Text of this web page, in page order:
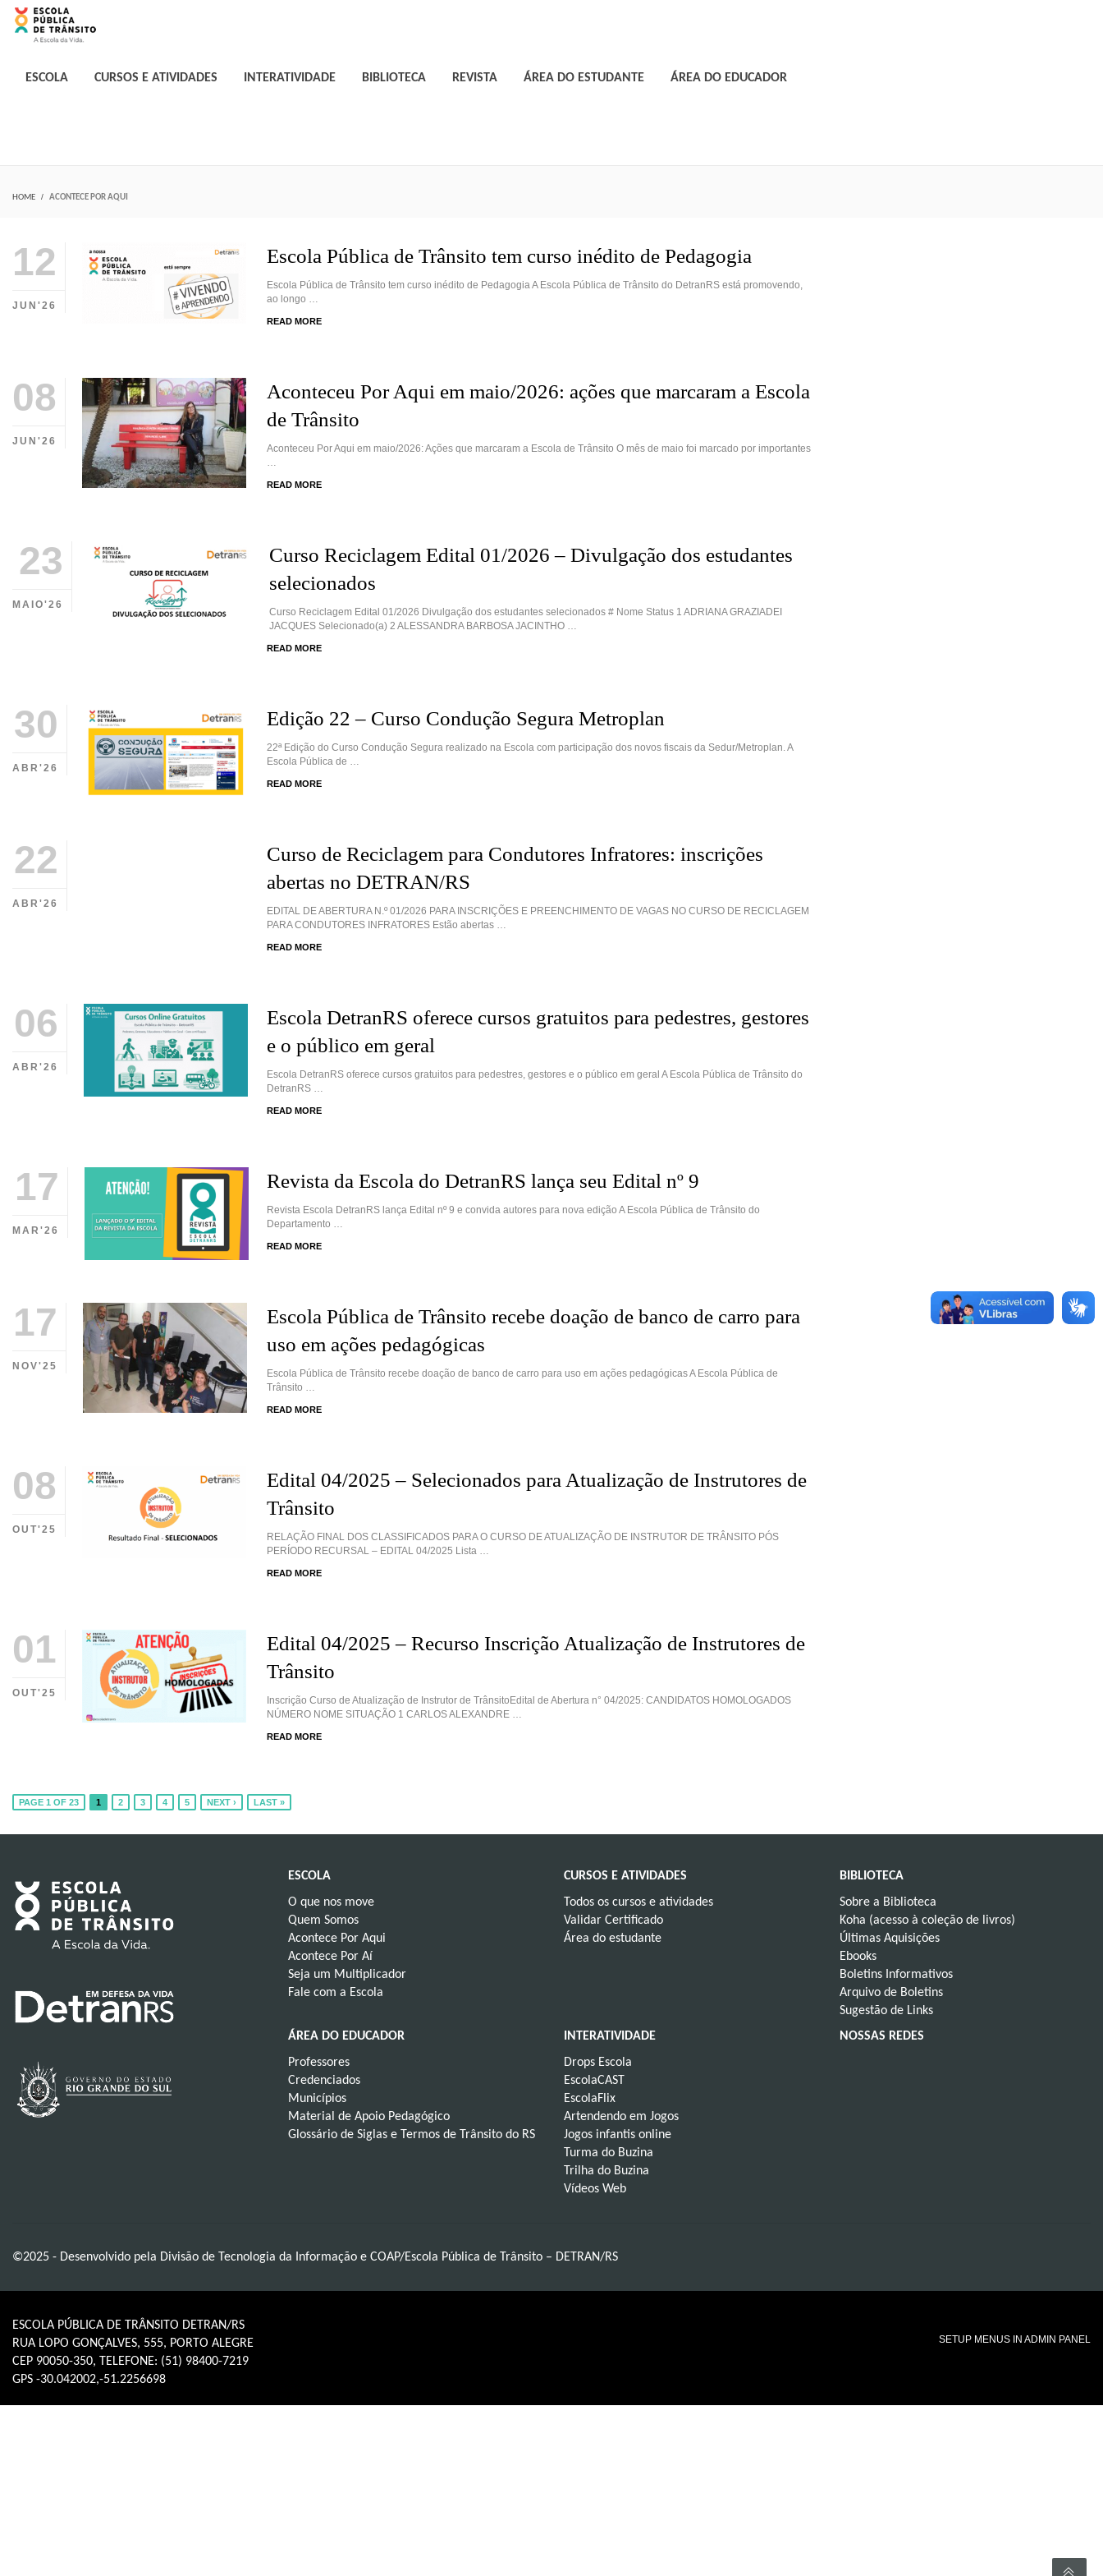
ESCOLA CURSOS E ATIVIDADES INTERATIVIDADE BIBLIOTECA REVISTA ÁREA DO ESTUDANTE ÁREA DO EDUCADOR
HOME ACONTECE POR AQUI
12
JUN'26
Escola Pública de Trânsito tem curso inédito de Pedagogia
Escola Pública de Trânsito tem curso inédito de Pedagogia A Escola Pública de Trânsito do DetranRS está promovendo,
ao longo …
READ MORE
08
JUN'26
Aconteceu Por Aqui em maio/2026: ações que marcaram a Escola
de Trânsito
Aconteceu Por Aqui em maio/2026: Ações que marcaram a Escola de Trânsito O mês de maio foi marcado por importantes
…
READ MORE
23
MAIO'26
Curso Reciclagem Edital 01/2026 – Divulgação dos estudantes
selecionados
Curso Reciclagem Edital 01/2026 Divulgação dos estudantes selecionados # Nome Status 1 ADRIANA GRAZIADEI
JACQUES Selecionado(a) 2 ALESSANDRA BARBOSA JACINTHO …
READ MORE
30
ABR'26
Edição 22 – Curso Condução Segura Metroplan
22ª Edição do Curso Condução Segura realizado na Escola com participação dos novos fiscais da Sedur/Metroplan. A
Escola Pública de …
READ MORE
22
ABR'26
Curso de Reciclagem para Condutores Infratores: inscrições
abertas no DETRAN/RS
EDITAL DE ABERTURA N.º 01/2026 PARA INSCRIÇÕES E PREENCHIMENTO DE VAGAS NO CURSO DE RECICLAGEM
PARA CONDUTORES INFRATORES Estão abertas …
READ MORE
06
ABR'26
Escola DetranRS oferece cursos gratuitos para pedestres, gestores
e o público em geral
Escola DetranRS oferece cursos gratuitos para pedestres, gestores e o público em geral A Escola Pública de Trânsito do
DetranRS …
READ MORE
17
MAR'26
Revista da Escola do DetranRS lança seu Edital nº 9
Revista Escola DetranRS lança Edital nº 9 e convida autores para nova edição A Escola Pública de Trânsito do
Departamento …
READ MORE
17
NOV'25
Escola Pública de Trânsito recebe doação de banco de carro para
uso em ações pedagógicas
Escola Pública de Trânsito recebe doação de banco de carro para uso em ações pedagógicas A Escola Pública de
Trânsito …
READ MORE
08
OUT'25
Edital 04/2025 – Selecionados para Atualização de Instrutores de
Trânsito
RELAÇÃO FINAL DOS CLASSIFICADOS PARA O CURSO DE ATUALIZAÇÃO DE INSTRUTOR DE TRÂNSITO PÓS
PERÍODO RECURSAL – EDITAL 04/2025 Lista …
READ MORE
01
OUT'25
Edital 04/2025 – Recurso Inscrição Atualização de Instrutores de
Trânsito
Inscrição Curso de Atualização de Instrutor de TrânsitoEdital de Abertura n° 04/2025: CANDIDATOS HOMOLOGADOS
NÚMERO NOME SITUAÇÃO 1 CARLOS ALEXANDRE …
READ MORE
PAGE 1 OF 23 1 2 3 4 5 NEXT › LAST »
ESCOLA
O que nos move
Quem Somos
Acontece Por Aqui
Acontece Por Aí
Seja um Multiplicador
Fale com a Escola
CURSOS E ATIVIDADES
Todos os cursos e atividades
Validar Certificado
Área do estudante
BIBLIOTECA
Sobre a Biblioteca
Koha (acesso à coleção de livros)
Últimas Aquisições
Ebooks
Boletins Informativos
Arquivo de Boletins
Sugestão de Links
ÁREA DO EDUCADOR
Professores
Credenciados
Municípios
Material de Apoio Pedagógico
Glossário de Siglas e Termos de Trânsito do RS
INTERATIVIDADE
Drops Escola
EscolaCAST
EscolaFlix
Artendendo em Jogos
Jogos infantis online
Turma do Buzina
Trilha do Buzina
Vídeos Web
NOSSAS REDES
©2025 - Desenvolvido pela Divisão de Tecnologia da Informação e COAP/Escola Pública de Trânsito – DETRAN/RS
ESCOLA PÚBLICA DE TRÂNSITO DETRAN/RS
RUA LOPO GONÇALVES, 555, PORTO ALEGRE
CEP 90050-350, TELEFONE: (51) 98400-7219
GPS -30.042002,-51.2256698
SETUP MENUS IN ADMIN PANEL